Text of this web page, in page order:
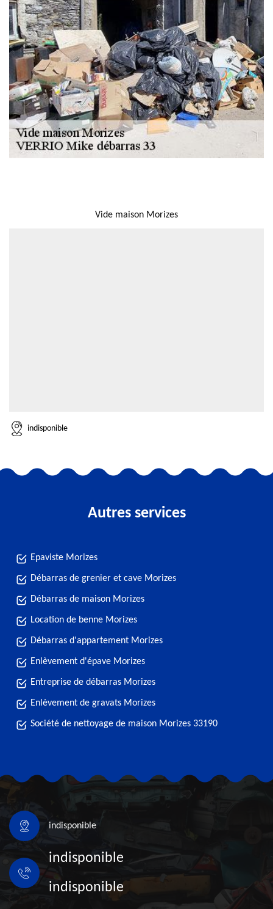
Vide maison Morizes
indisponible
Autres services
Epaviste Morizes
Débarras de grenier et cave Morizes
Débarras de maison Morizes
Location de benne Morizes
Débarras d'appartement Morizes
Enlèvement d'épave Morizes
Entreprise de débarras Morizes
Enlèvement de gravats Morizes
Société de nettoyage de maison Morizes 33190
indisponible
indisponible
indisponible